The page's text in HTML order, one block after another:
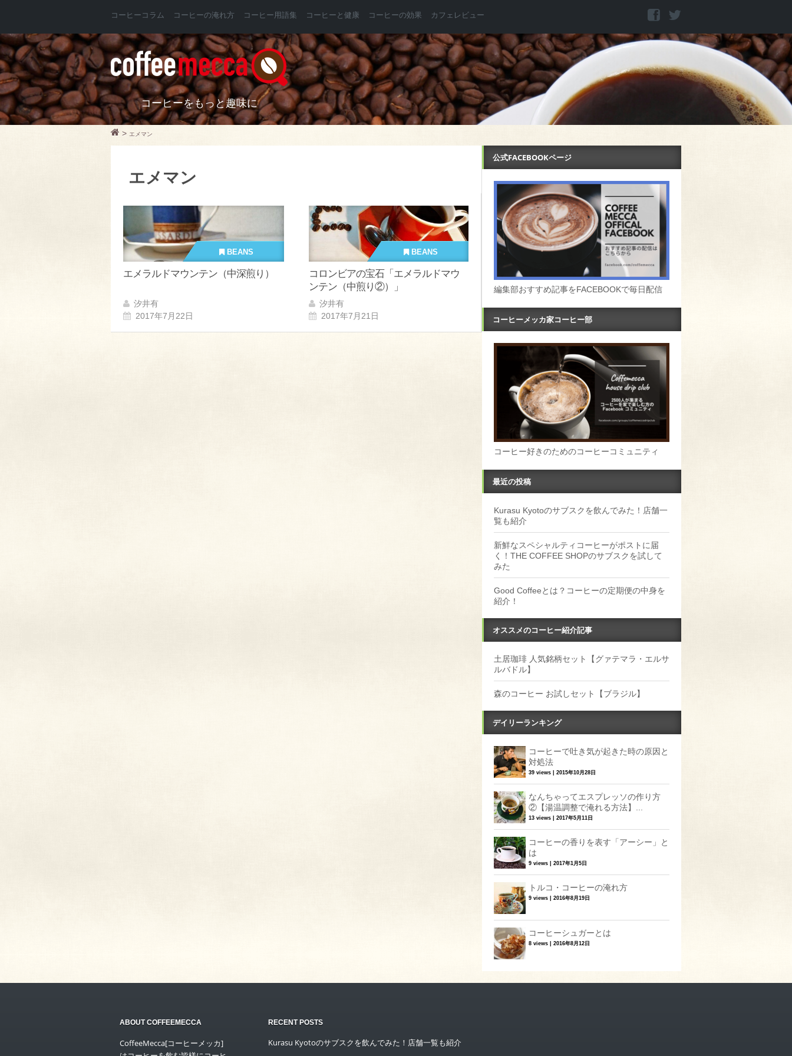
コーヒーコラム コーヒーの淹れ方 コーヒー用語集 コーヒーと健康 コーヒーの効果 カフェレビュー
コーヒーをもっと趣味に
> エメマン
エメマン
BEANS
エメラルドマウンテン（中深煎り）
汐井有
2017年7月22日
BEANS
コロンビアの宝石「エメラルドマウ
ンテン（中煎り②）」
汐井有
2017年7月21日
公式FACEBOOKページ
編集部おすすめ記事をFACEBOOKで毎日配信
コーヒーメッカ家コーヒー部
コーヒー好きのためのコーヒーコミュニティ
最近の投稿
Kurasu Kyotoのサブスクを飲んでみた！店舗一
覧も紹介
新鮮なスペシャルティコーヒーがポストに届
く！THE COFFEE SHOPのサブスクを試して
みた
Good Coffeeとは？コーヒーの定期便の中身を
紹介！
オススメのコーヒー紹介記事
土居珈琲 人気銘柄セット【グァテマラ・エルサ
ルバドル】
森のコーヒー お試しセット【ブラジル】
デイリーランキング
コーヒーで吐き気が起きた時の原因と
対処法
39 views 2015年10月28日
なんちゃってエスプレッソの作り方
②【湯温調整で淹れる方法】...
13 views 2017年5月11日
コーヒーの香りを表す「アーシー」と
は
9 views 2017年1月5日
トルコ・コーヒーの淹れ方
9 views 2016年8月19日
コーヒーシュガーとは
8 views 2016年8月12日
ABOUT COFFEEMECCA
CoffeeMecca[コーヒーメッカ]
RECENT POSTS
Kurasu Kyotoのサブスクを飲んでみた！店舗一覧も紹介